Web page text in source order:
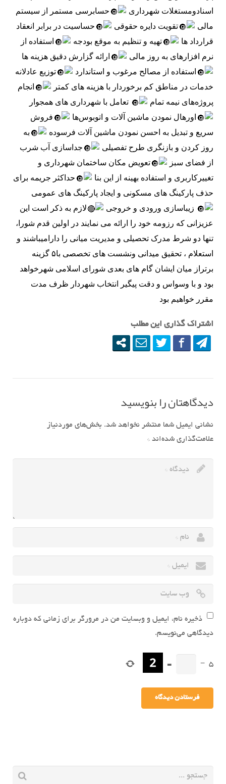
اسنادومستغلات شهرداری
مالی
تقویت دایره حقوقی
قرارداد ها
تهیه و تنظیم به موقع بودجه
نرم افزارهای به روز مالی
ارائه گزارش دقیق هزینه ها
استفاده از مصالح مرغوب و استاندارد
خدمات در مناطق کم برخوردار با هزینه های کمتر
پروژه‌های نیمه تمام
تعامل با شهرداری های همجوار
اورهال نمودن ماشین آلات و اتوبوس‌ها
سریع و تبدیل به احسن نمودن ماشین آلات فرسوده
روز کردن و بازنگری طرح تفصیلی
از فضای سبز
تغییرکاربری و استفاده بهینه از این بنا
حذف پارکینگ های مسکونی و ایجاد پارکینگ های عمومی
زیباسازی ورودی و خروجی
مقرر خواهیم بود
اشتراک گذاری این مطلب
دیدگاهتان را بنویسید
نشانی ایمیل شما منتشر نخواهد شد. بخش‌های موردنیاز
علامت‌گذاری شده‌اند *
ذخیره نام، ایمیل و وبسایت من در مرورگر برای زمانی که دوباره
دیدگاهی می‌نویسم.
5
−
=